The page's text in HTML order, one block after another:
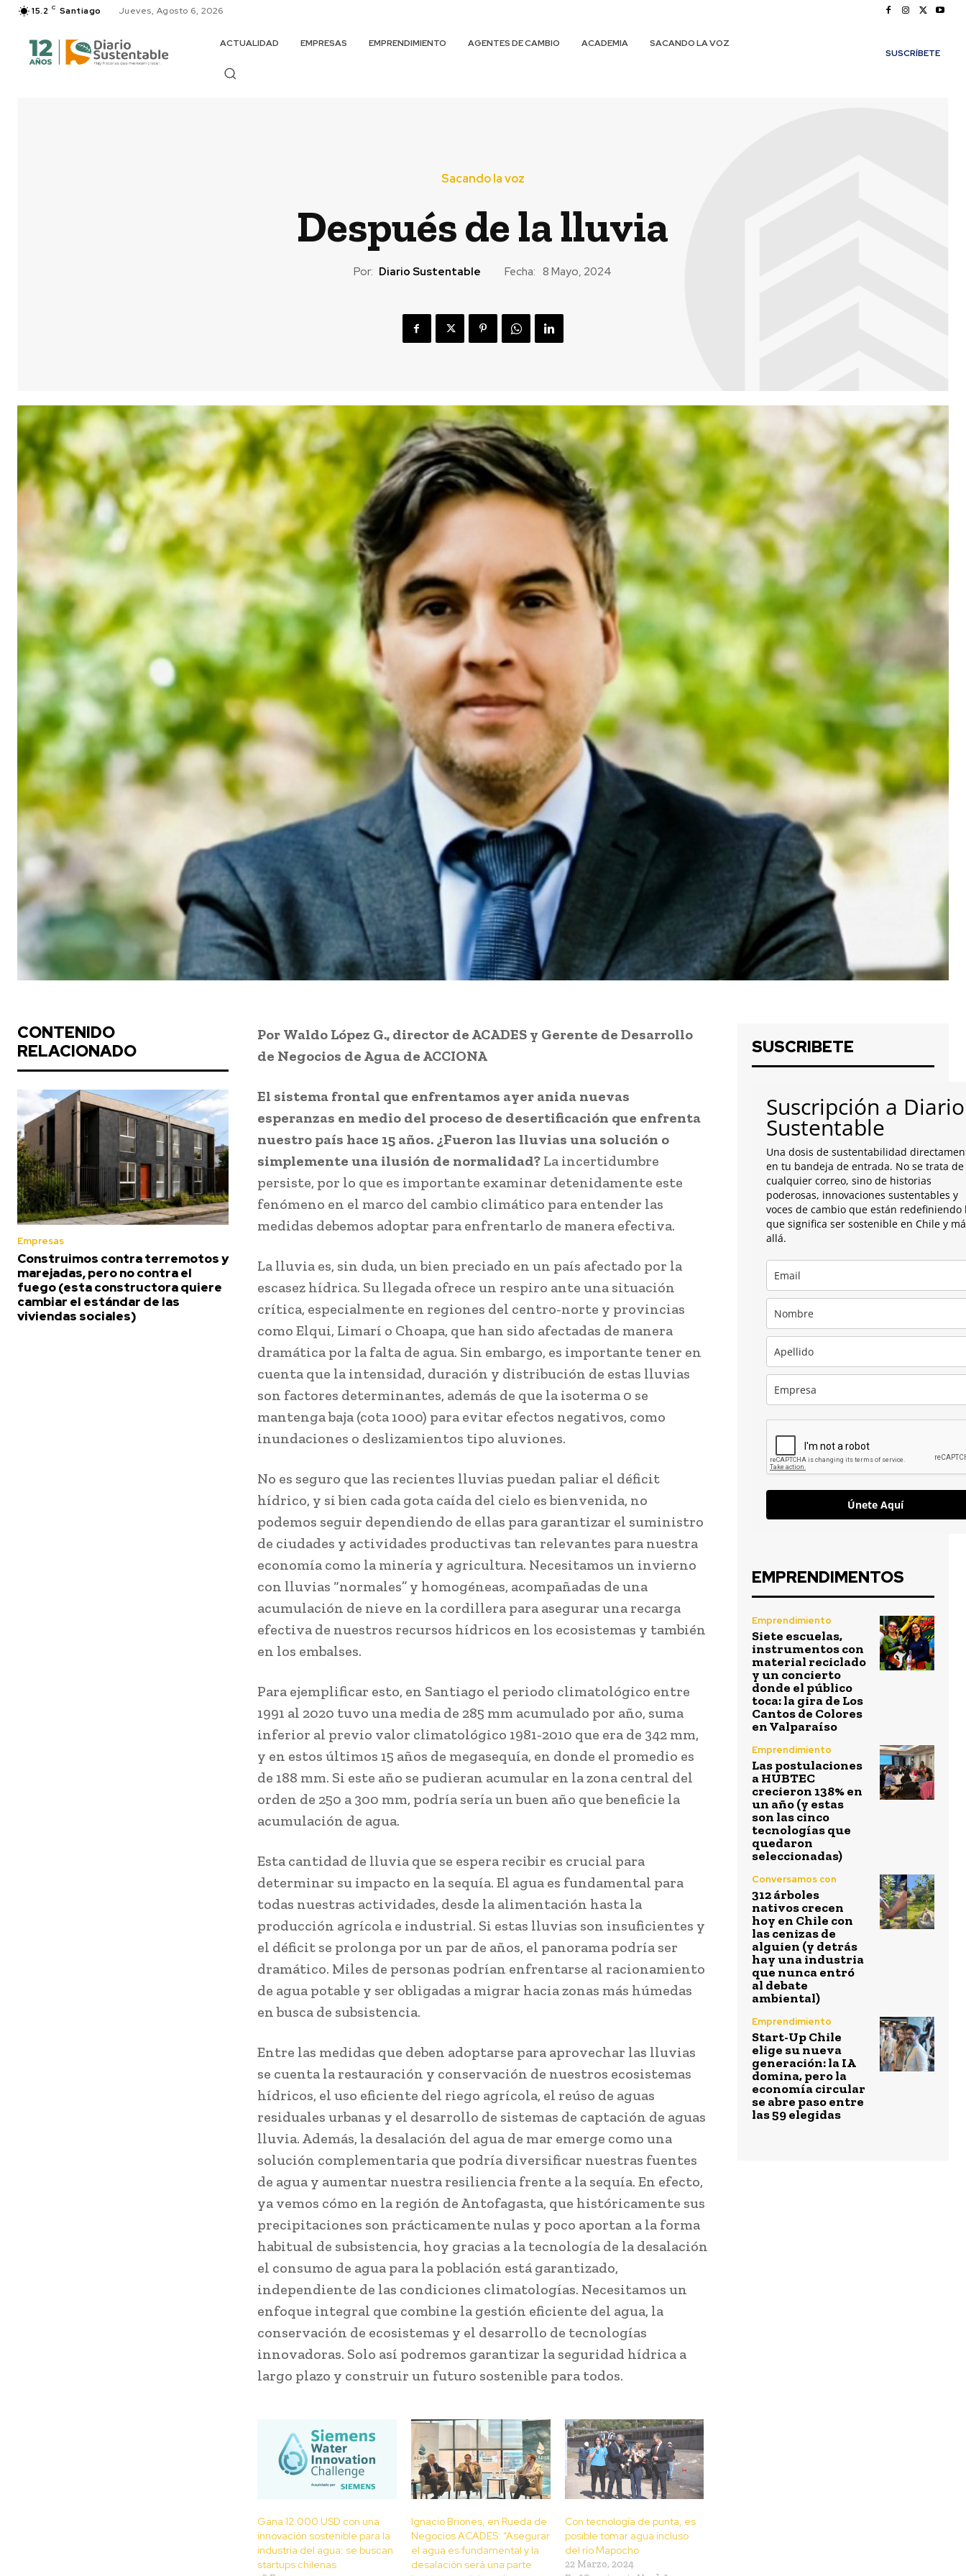
15.2 C Santiago Jueves, Agosto 6, 2026
ACTUALIDAD EMPRESAS EMPRENDIMIENTO AGENTES DE CAMBIO ACADEMIA
SACANDO LA VOZ
SUSCRÍBETE
Sacando la voz
Después de la lluvia
Por: Diario Sustentable Fecha: 8 Mayo, 2024
CONTENIDO
RELACIONADO
Empresas
Construimos contra terremotos y
marejadas, pero no contra el
fuego (esta constructora quiere
cambiar el estándar de las
viviendas sociales)
Por Waldo López G., director de ACADES y Gerente de Desarrollo
de Negocios de Agua de ACCIONA
El sistema frontal que enfrentamos ayer anida nuevas
esperanzas en medio del proceso de desertificación que enfrenta
nuestro país hace 15 años. ¿Fueron las lluvias una solución o
simplemente una ilusión de normalidad? La incertidumbre
persiste, por lo que es importante examinar detenidamente este
fenómeno en el marco del cambio climático para entender las
medidas debemos adoptar para enfrentarlo de manera efectiva.
La lluvia es, sin duda, un bien preciado en un país afectado por la
escasez hídrica. Su llegada ofrece un respiro ante una situación
crítica, especialmente en regiones del centro-norte y provincias
como Elqui, Limarí o Choapa, que han sido afectadas de manera
dramática por la falta de agua. Sin embargo, es importante tener en
cuenta que la intensidad, duración y distribución de estas lluvias
son factores determinantes, además de que la isoterma 0 se
mantenga baja (cota 1000) para evitar efectos negativos, como
inundaciones o deslizamientos tipo aluviones.
No es seguro que las recientes lluvias puedan paliar el déficit
hídrico, y si bien cada gota caída del cielo es bienvenida, no
podemos seguir dependiendo de ellas para garantizar el suministro
de ciudades y actividades productivas tan relevantes para nuestra
economía como la minería y agricultura. Necesitamos un invierno
con lluvias “normales” y homogéneas, acompañadas de una
acumulación de nieve en la cordillera para asegurar una recarga
efectiva de nuestros recursos hídricos en los ecosistemas y también
en los embalses.
Para ejemplificar esto, en Santiago el periodo climatológico entre
1991 al 2020 tuvo una media de 285 mm acumulado por año, suma
inferior al previo valor climatológico 1981-2010 que era de 342 mm,
y en estos últimos 15 años de megasequía, en donde el promedio es
de 188 mm. Si este año se pudieran acumular en la zona central del
orden de 250 a 300 mm, podría sería un buen año que beneficie la
acumulación de agua.
Esta cantidad de lluvia que se espera recibir es crucial para
determinar su impacto en la sequía. El agua es fundamental para
todas nuestras actividades, desde la alimentación hasta la
producción agrícola e industrial. Si estas lluvias son insuficientes y
el déficit se prolonga por un par de años, el panorama podría ser
dramático. Miles de personas podrían enfrentarse al racionamiento
de agua potable y ser obligadas a migrar hacia zonas más húmedas
en busca de subsistencia.
Entre las medidas que deben adoptarse para aprovechar las lluvias
se cuenta la restauración y conservación de nuestros ecosistemas
hídricos, el uso eficiente del riego agrícola, el reúso de aguas
residuales urbanas y el desarrollo de sistemas de captación de aguas
lluvia. Además, la desalación del agua de mar emerge como una
solución complementaria que podría diversificar nuestras fuentes
de agua y aumentar nuestra resiliencia frente a la sequía. En efecto,
ya vemos cómo en la región de Antofagasta, que históricamente sus
precipitaciones son prácticamente nulas y poco aportan a la forma
habitual de subsistencia, hoy gracias a la tecnología de la desalación
el consumo de agua para la población está garantizado,
independiente de las condiciones climatologías. Necesitamos un
enfoque integral que combine la gestión eficiente del agua, la
conservación de ecosistemas y el desarrollo de tecnologías
innovadoras. Solo así podremos garantizar la seguridad hídrica a
largo plazo y construir un futuro sostenible para todos.
Gana 12.000 USD con una
innovación sostenible para la
industria del agua: se buscan
startups chilenas
Ignacio Briones, en Rueda de
Negocios ACADES: “Asegurar
el agua es fundamental y la
desalación será una parte
Con tecnología de punta, es
posible tomar agua incluso
del río Mapocho
22 Marzo, 2024
SUSCRIBETE
Suscripción a Diario
Sustentable
Una dosis de sustentabilidad
en tu bandeja de entrada. No se trata de
cualquier correo, sino de historias
poderosas, innovaciones sustentables y
voces de cambio que están redefiniendo
que significa ser sostenible en Chile y
allá.
Únete Aquí
EMPRENDIMENTOS
Emprendimiento
Siete escuelas,
instrumentos con
material reciclado
y un concierto
donde el público
toca: la gira de Los
Cantos de Colores
en Valparaíso
Emprendimiento
Las postulaciones
a HUBTEC
crecieron 138% en
un año (y estas
son las cinco
tecnologías que
quedaron
seleccionadas)
Conversamos con
312 árboles
nativos crecen
hoy en Chile con
las cenizas de
alguien (y detrás
hay una industria
que nunca entró
al debate
ambiental)
Emprendimiento
Start-Up Chile
elige su nueva
generación: la IA
domina, pero la
economía circular
se abre paso entre
las 59 elegidas